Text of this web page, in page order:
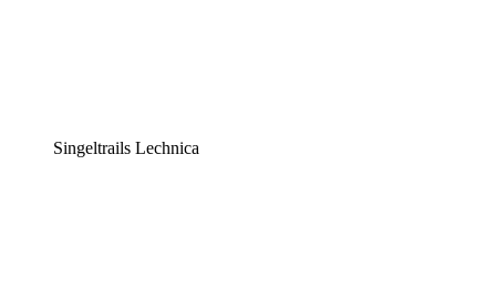
Singeltrails Lechnica